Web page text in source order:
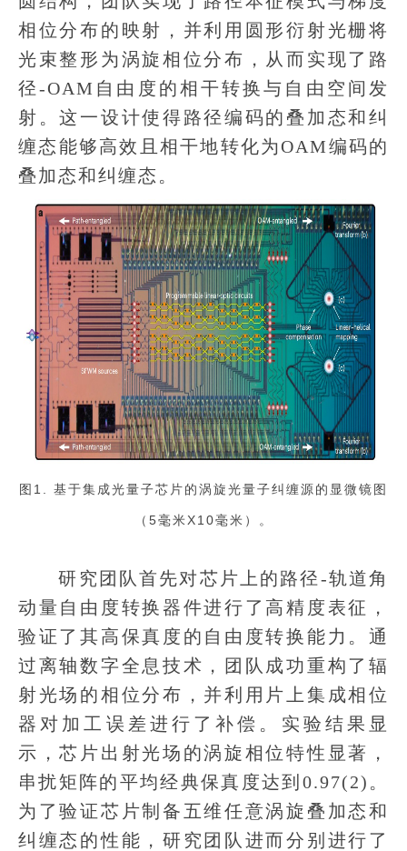
相位分布的映射，并利用圆形衍射光栅将
光束整形为涡旋相位分布，从而实现了路
径-OAM自由度的相干转换与自由空间发
射。这一设计使得路径编码的叠加态和纠
缠态能够高效且相干地转化为OAM编码的
叠加态和纠缠态。
图1. 基于集成光量子芯片的涡旋光量子纠缠源的显微镜图
（5毫米X10毫米）。
研究团队首先对芯片上的路径-轨道角
动量自由度转换器件进行了高精度表征，
验证了其高保真度的自由度转换能力。通
过离轴数字全息技术，团队成功重构了辐
射光场的相位分布，并利用片上集成相位
器对加工误差进行了补偿。实验结果显
示，芯片出射光场的涡旋相位特性显著，
串扰矩阵的平均经典保真度达到0.97(2)。
为了验证芯片制备五维任意涡旋叠加态和
纠缠态的性能，研究团队进而分别进行了